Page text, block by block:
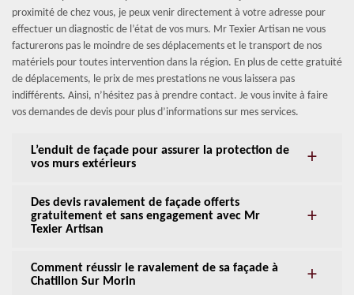
proximité de chez vous, je peux venir directement à votre adresse pour
effectuer un diagnostic de l’état de vos murs. Mr Texier Artisan ne vous
facturerons pas le moindre de ses déplacements et le transport de nos
matériels pour toutes intervention dans la région. En plus de cette gratuité
de déplacements, le prix de mes prestations ne vous laissera pas
indifférents. Ainsi, n’hésitez pas à prendre contact. Je vous invite à faire
vos demandes de devis pour plus d’informations sur mes services.
L’enduit de façade pour assurer la protection de
vos murs extérieurs
Des devis ravalement de façade offerts
gratuitement et sans engagement avec Mr
Texier Artisan
Comment réussir le ravalement de sa façade à
Chatillon Sur Morin